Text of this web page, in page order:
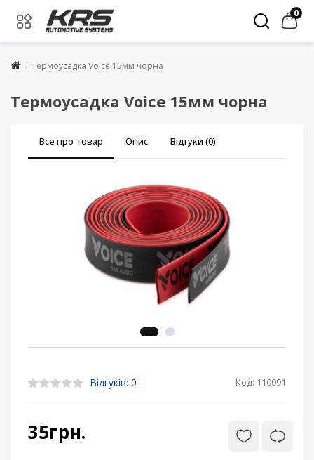
0
Термоусадка Voice 15мм чорна
Термоусадка Voice 15мм чорна
Все про товар Опис Відгуки (0)
Відгуків: 0 Код: 110091
35грн.